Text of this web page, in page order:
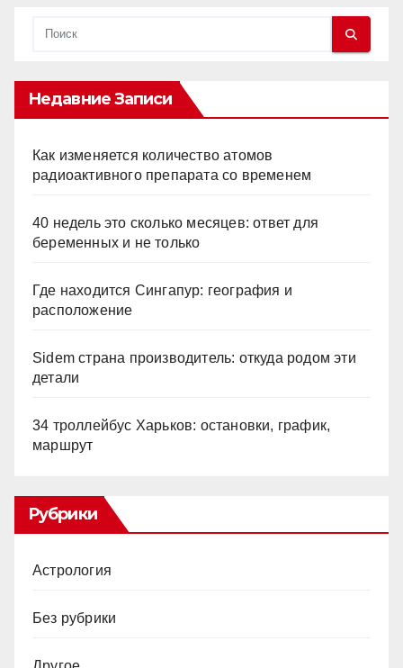
Недавние Записи
Как изменяется количество атомов
радиоактивного препарата со временем
40 недель это сколько месяцев: ответ для
беременных и не только
Где находится Сингапур: география и
расположение
Sidem страна производитель: откуда родом эти
детали
34 троллейбус Харьков: остановки, график,
маршрут
Рубрики
Астрология
Без рубрики